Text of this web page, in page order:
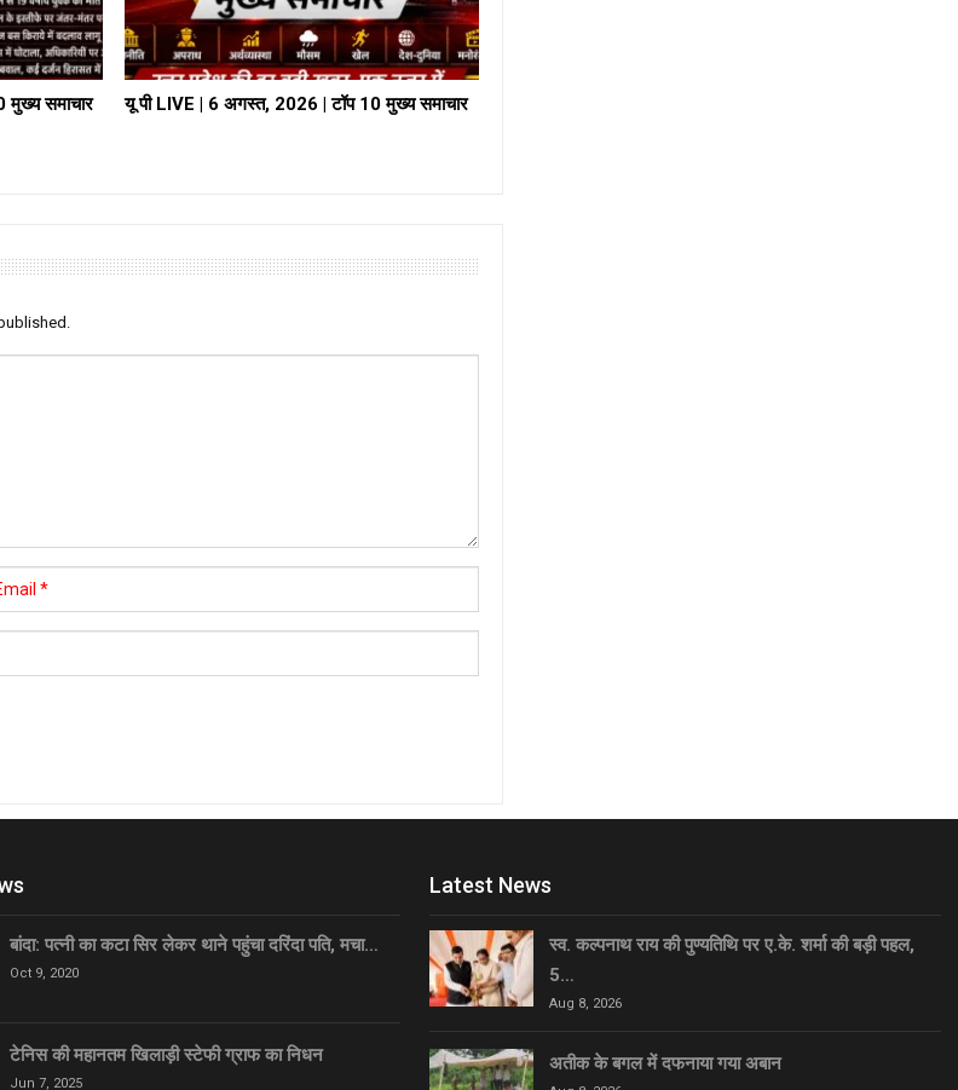
समाचार यू पी LIVE | 6 अगस्त, 2026 | टॉप 10 मुख्य समाचार
बांदा: पत्नी का कटा सिर लेकर थाने पहुंचा दरिंदा पति, मचा…
Oct 9, 2020
टेनिस की महानतम खिलाड़ी स्टेफी ग्राफ का निधन
Jun 7, 2025
Latest News
स्व. कल्पनाथ राय की पुण्यतिथि पर ए.के. शर्मा की बड़ी पहल,
5…
Aug 8, 2026
अतीक के बगल में दफनाया गया अबान